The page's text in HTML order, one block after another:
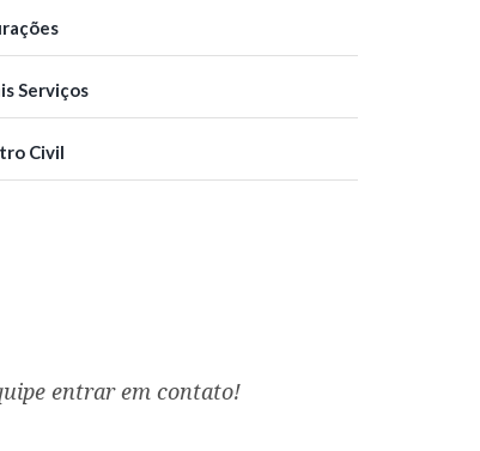
Serviços
Civil
entrar em contato!